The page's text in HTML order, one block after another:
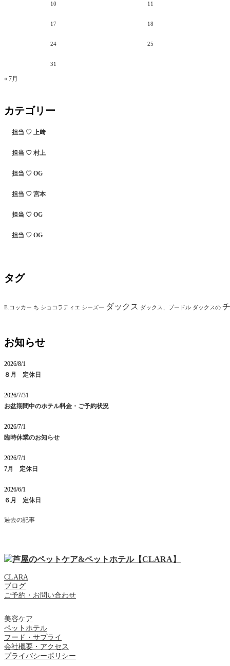
10 11
17 18
24 25
31
« 7月
カテゴリー
担当 ♡ 上﨑
担当 ♡ 村上
担当 ♡ OG
担当 ♡ 宮本
担当 ♡ OG
担当 ♡ OG
タグ
E.コッカー ち ショコラティエ シーズー ダックス ダックス、プードル ダックスの
お知らせ
2026/8/1
８月 定休日
2026/7/31
お盆期間中のホテル料金・ご予約状況
2026/7/1
臨時休業のお知らせ
2026/7/1
7月 定休日
2026/6/1
６月 定休日
過去の記事
CLARA
ブログ
ご予約・お問い合わせ
美容ケア
ペットホテル
フード・サプライ
会社概要・アクセス
プライバシーポリシー